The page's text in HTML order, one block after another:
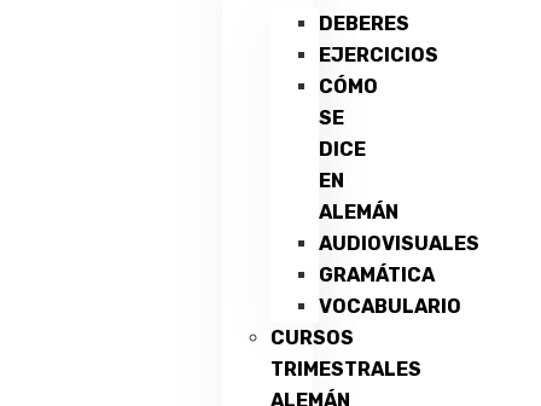
DEBERES
EJERCICIOS
CÓMO
SE
DICE
EN
ALEMÁN
AUDIOVISUALES
GRAMÁTICA
VOCABULARIO
CURSOS
TRIMESTRALES
ALEMÁN